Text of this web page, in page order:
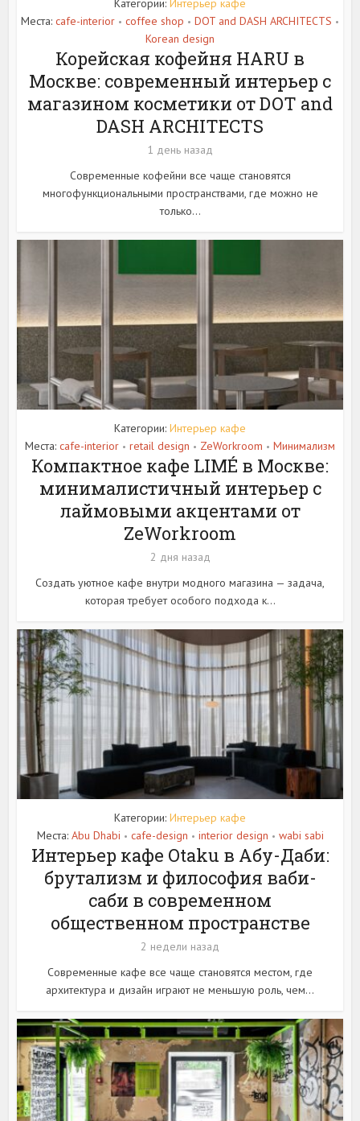
Категории: Интерьер кафе
Места: cafe-interior • coffee shop • DOT and DASH ARCHITECTS •
Korean design
Корейская кофейня HARU в
Москве: современный интерьер с
магазином косметики от DOT and
DASH ARCHITECTS
1 день назад
Современные кофейни все чаще становятся
многофункциональными пространствами, где можно не
только...
Категории: Интерьер кафе
Места: cafe-interior • retail design • ZeWorkroom • Минимализм
Компактное кафе LIMÉ в Москве:
минималистичный интерьер с
лаймовыми акцентами от
ZeWorkroom
2 дня назад
Создать уютное кафе внутри модного магазина — задача,
которая требует особого подхода к...
Категории: Интерьер кафе
Места: Abu Dhabi • cafe-design • interior design • wabi sabi
Интерьер кафе Otaku в Абу-Даби:
брутализм и философия ваби-
саби в современном
общественном пространстве
2 недели назад
Современные кафе все чаще становятся местом, где
архитектура и дизайн играют не меньшую роль, чем...